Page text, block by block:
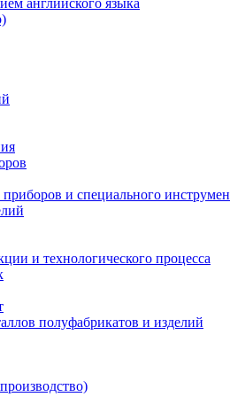
и специального
и технологического процесса
полуфабрикатов и изделий